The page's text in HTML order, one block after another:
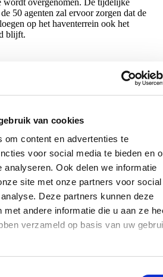
van cookies
om content en advertenties te
voor social media te bieden en
analyseren. Ook delen we informatie
site met onze partners voor social
Deze partners kunnen deze
met andere informatie die u aan ze
verzameld op basis van uw
wordt overgenomen. De tijdelijke
50 agenten zal ervoor zorgen dat de
op het haventerrein ook het
blijft.
zal voornamelijk bestaan uit (70)
de procedures en de werking goed
kunnen na twee jaar eventueel
waarvoor ze dan bijkomend opgeleid
voor het nieuwe
Federale Politie werft hiervoor 70
aan. Wil jij één van die 70 zijn?